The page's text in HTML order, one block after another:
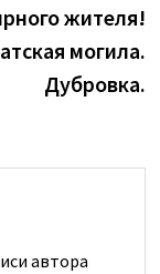
жителя!
могила.
Дубровка.
автора